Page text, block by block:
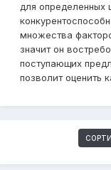
для определенных
множества
значит он
поступающих
позволит оценить